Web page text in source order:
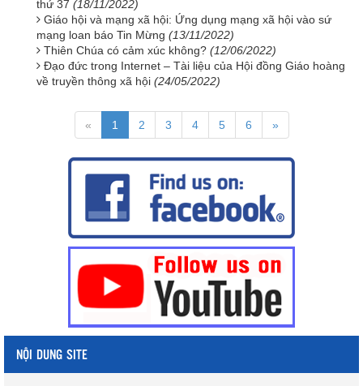
thứ 37 (18/11/2022)
Giáo hội và mạng xã hội: Ứng dụng mạng xã hội vào sứ
mạng loan báo Tin Mừng (13/11/2022)
Thiên Chúa có cảm xúc không? (12/06/2022)
Đạo đức trong Internet – Tài liệu của Hội đồng Giáo hoàng
về truyền thông xã hội (24/05/2022)
« 1 2 3 4 5 6 »
NỘI DUNG SITE